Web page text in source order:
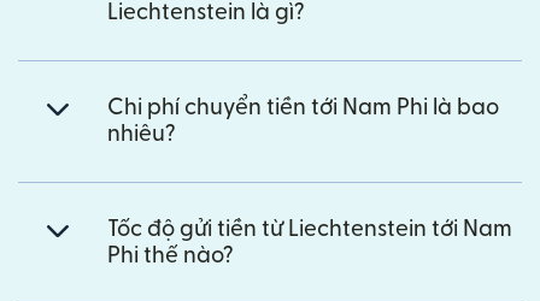
Liechtenstein là gì?
Chi phí chuyển tiền tới Nam Phi là bao
nhiêu?
Tốc độ gửi tiền từ Liechtenstein tới Nam
Phi thế nào?